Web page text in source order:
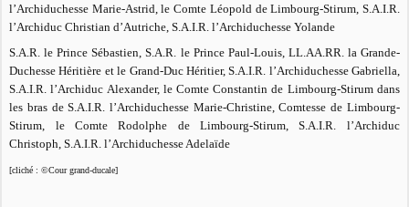
l’Archiduchesse Marie-Astrid, le Comte Léopold de Limbourg-Stirum, S.A.I.R.
l’Archiduc Christian d’Autriche, S.A.I.R. l’Archiduchesse Yolande
S.A.R. le Prince Sébastien, S.A.R. le Prince Paul-Louis, LL.AA.RR. la Grande-
Duchesse Héritière et le Grand-Duc Héritier, S.A.I.R. l’Archiduchesse Gabriella,
S.A.I.R. l’Archiduc Alexander, le Comte Constantin de Limbourg-Stirum dans
les bras de S.A.I.R. l’Archiduchesse Marie-Christine, Comtesse de Limbourg-
Stirum, le Comte Rodolphe de Limbourg-Stirum, S.A.I.R. l’Archiduc
Christoph, S.A.I.R. l’Archiduchesse Adelaïde
[cliché : ©Cour grand-ducale]